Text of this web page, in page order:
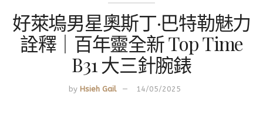
好萊塢男星奧斯丁·巴特勒魅力
詮釋｜百年靈全新 Top Time
B31 大三針腕錶
by Hsieh Gail 14/05/2025